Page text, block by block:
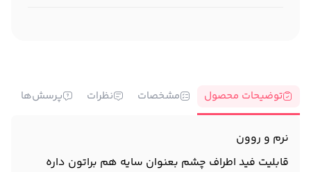
توضیحات محصول مشخصات نظرات پرسش‌ها
نرم و روون
قابلیت فید اطراف چشم بعنوان سایه هم براتون داره